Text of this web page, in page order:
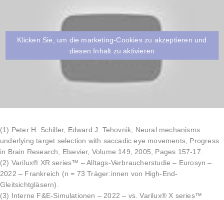
Klicken Sie, um die marketing-Cookies zu akzeptieren und
diesen Inhalt zu aktivieren
(1) Peter H. Schiller, Edward J. Tehovnik, Neural mechanisms
underlying target selection with saccadic eye movements, Progress
in Brain Research, Elsevier, Volume 149, 2005, Pages 157-17.
(2) Varilux® XR series™ – Alltags-Verbraucherstudie – Eurosyn –
2022 – Frankreich (n = 73 Träger:innen von High-End-
Gleitsichtgläsern).
(3) Interne F&E-Simulationen – 2022 – vs. Varilux® X series™